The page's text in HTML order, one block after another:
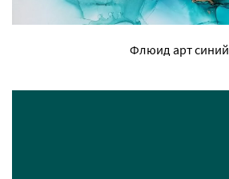
Флюид арт синий